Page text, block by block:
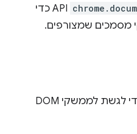
API כדי
מסמכים שמצורפים.
API כדי לגשת לממשקי DOM